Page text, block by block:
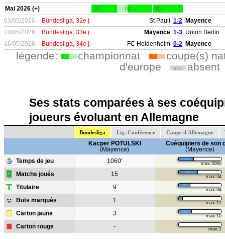
Mai 2026 (+) 76 74 90
03/05/2026 Bundesliga, 32e j. St Pauli 1-2 Mayence
10/05/2026
Bundesliga, 33e j. Mayence 1-3 Union Berlin
16/05/2026
Bundesliga, 34e j. FC Heidenheim 0-2 Mayence
légende: championnat
coupe(s)
d'europe
abs. absent
Ses stats comparées à ses
joueurs évoluant en Allemagne
Bundesliga Lig. Conférence Coupe d'Allemagne
Kacper POTULSKI
(Mayence)
Coéquipiers de son
(Mayence)
Temps de jeu
1060' max:3060
Matchs joués 15 max:34
T Titulaire 9 max:34
Buts marqués 1 max:12
Carton jaune 3 max:10
Carton rouge - max:2